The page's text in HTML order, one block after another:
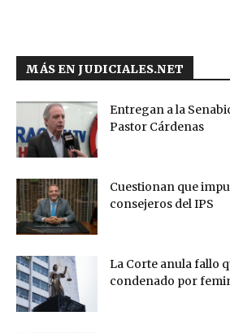
MÁS EN JUDICIALES.NET
Entregan a la
Pastor Cárdenas
Cuestionan que
consejeros del IPS
La Corte anula fallo
condenado por